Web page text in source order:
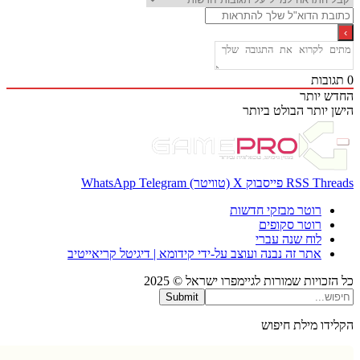
יותר
יותר הבולט ביותר
RSS פייסבוק X (טוויטר) WhatsApp Telegram
רוטר מבזקי חדשות
רוטר סקופים
לוח שנה עברי
אתר זה נבנה ועוצב על-ידי קידומא | דיגיטל קריאייטיב
שמורות לגיימפרו ישראל © 2025
Submit
מילת חיפוש